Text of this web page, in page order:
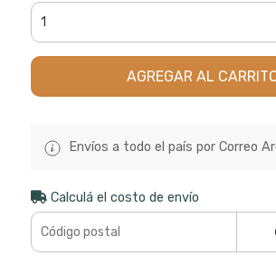
AGREGAR AL
Envíos a todo el país por Correo
Calculá el costo de envío